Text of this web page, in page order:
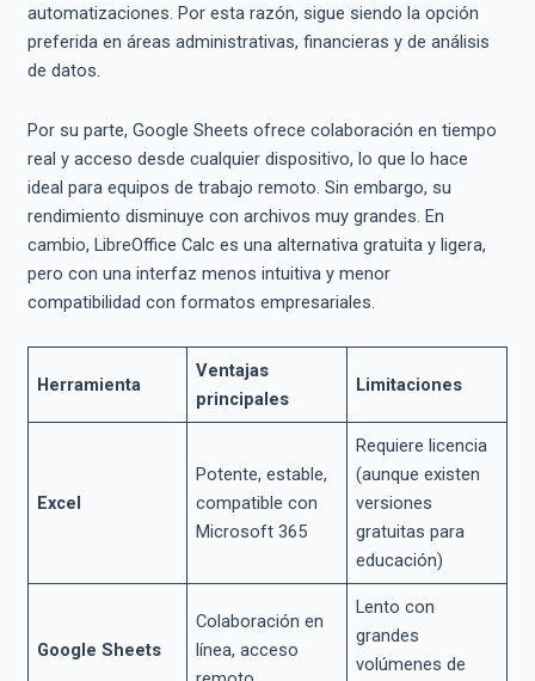
automatizaciones. Por esta razón, sigue siendo la opción
preferida en áreas administrativas, financieras y de análisis
de datos.
Por su parte, Google Sheets ofrece colaboración en tiempo
real y acceso desde cualquier dispositivo, lo que lo hace
ideal para equipos de trabajo remoto. Sin embargo, su
rendimiento disminuye con archivos muy grandes. En
cambio, LibreOffice Calc es una alternativa gratuita y ligera,
pero con una interfaz menos intuitiva y menor
compatibilidad con formatos empresariales.
Herramienta
Ventajas
principales
Limitaciones
Excel
Potente, estable,
compatible con
Microsoft 365
Requiere licencia
(aunque existen
versiones
gratuitas para
educación)
Google Sheets
Colaboración en
línea, acceso
Lento con
grandes
volúmenes de